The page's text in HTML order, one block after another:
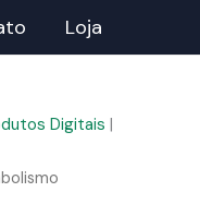
Loja
Digitais |